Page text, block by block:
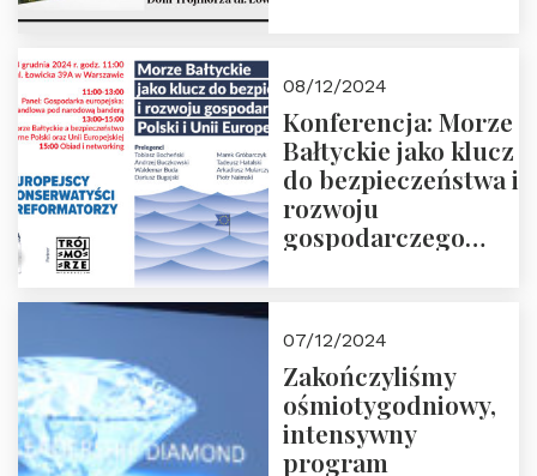
08/12/2024
Konferencja: Morze
Bałtyckie jako klucz
do bezpieczeństwa i
rozwoju
gospodarczego
ZAPRASZAMY
07/12/2024
Zakończyliśmy
ośmiotygodniowy,
intensywny
program